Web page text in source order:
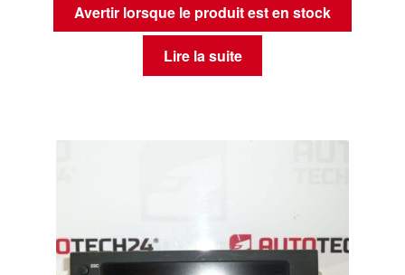
Avertir lorsque le produit est en stock
Lire la suite